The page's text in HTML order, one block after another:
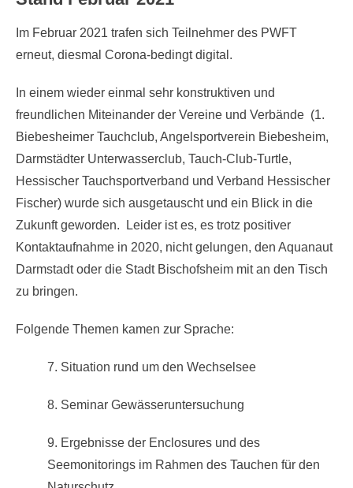
Im Februar 2021 trafen sich Teilnehmer des PWFT
erneut, diesmal Corona-bedingt digital.
In einem wieder einmal sehr konstruktiven und
freundlichen Miteinander der Vereine und Verbände (1.
Biebesheimer Tauchclub, Angelsportverein Biebesheim,
Darmstädter Unterwasserclub, Tauch-Club-Turtle,
Hessischer Tauchsportverband und Verband Hessischer
Fischer) wurde sich ausgetauscht und ein Blick in die
Zukunft geworden. Leider ist es, es trotz positiver
Kontaktaufnahme in 2020, nicht gelungen, den Aquanaut
Darmstadt oder die Stadt Bischofsheim mit an den Tisch
zu bringen.
Folgende Themen kamen zur Sprache:
7. Situation rund um den Wechselsee
8. Seminar Gewässeruntersuchung
9. Ergebnisse der Enclosures und des
Seemonitorings im Rahmen des Tauchen für den